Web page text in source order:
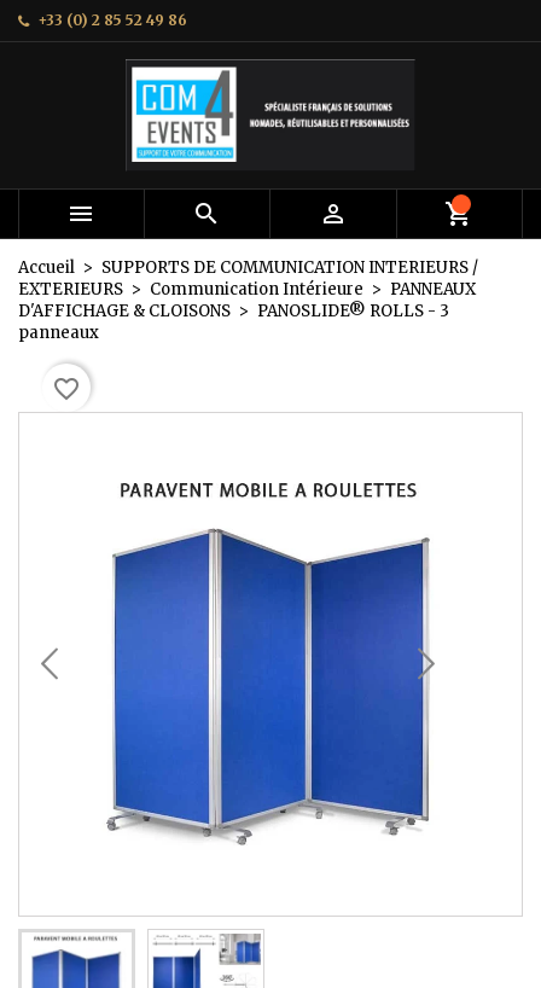
+33 (0) 2 85 52 49 86
  
Accueil
SUPPORTS DE COMMUNICATION INTERIEURS /
EXTERIEURS
Communication Intérieure
PANNEAUX
D'AFFICHAGE & CLOISONS
PANOSLIDE® ROLLS - 3
panneaux
favorite_border
Mes listes ×
Créer une nouvelle liste
Créer une liste d'envies ×
Nom de la liste d'envies
Annuler Créer une liste d'envies
Connexion ×
Vous devez être connecté pour ajouter des produits
à votre liste d'envies.
Annuler Connexion